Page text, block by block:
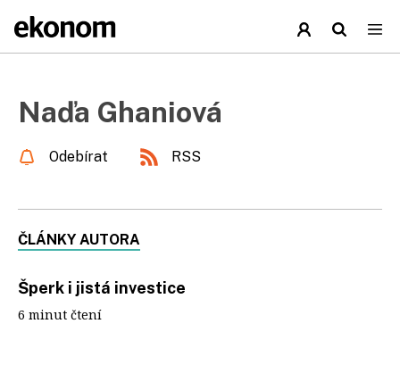
Naďa Ghaniová
Odebírat RSS
ČLÁNKY AUTORA
Šperk i jistá investice
6 minut čtení